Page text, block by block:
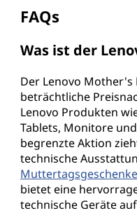
FAQs
Was ist der
Der Lenovo Mother's
beträchtliche
Lenovo Produkten
Tablets, Monitore
begrenzte Aktion
technische
Muttertagsgeschenke
bietet eine
technische Geräte